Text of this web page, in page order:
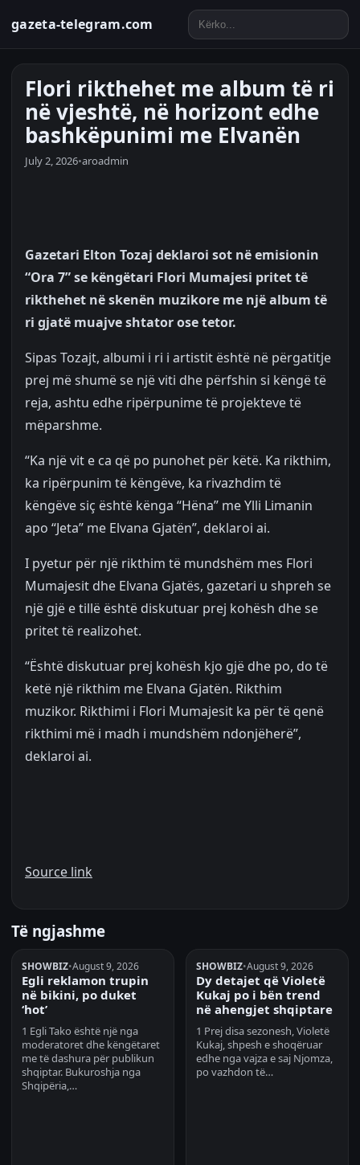
gazeta-telegram.com
Flori rikthehet me album të ri
në vjeshtë, në horizont edhe
bashkëpunimi me Elvanën
July 2, 2026•aroadmin
Gazetari Elton Tozaj deklaroi sot në emisionin
“Ora 7” se këngëtari Flori Mumajesi pritet të
rikthehet në skenën muzikore me një album të
ri gjatë muajve shtator ose tetor.
Sipas Tozajt, albumi i ri i artistit është në përgatitje
prej më shumë se një viti dhe përfshin si këngë të
reja, ashtu edhe ripërpunime të projekteve të
mëparshme.
“Ka një vit e ca që po punohet për këtë. Ka rikthim,
ka ripërpunim të këngëve, ka rivazhdim të
këngëve siç është kënga “Hëna” me Ylli Limanin
apo “Jeta” me Elvana Gjatën”, deklaroi ai.
I pyetur për një rikthim të mundshëm mes Flori
Mumajesit dhe Elvana Gjatës, gazetari u shpreh se
një gjë e tillë është diskutuar prej kohësh dhe se
pritet të realizohet.
“Është diskutuar prej kohësh kjo gjë dhe po, do të
ketë një rikthim me Elvana Gjatën. Rikthim
muzikor. Rikthimi i Flori Mumajesit ka për të qenë
rikthimi më i madh i mundshëm ndonjëherë”,
deklaroi ai.
Source link
Të ngjashme
SHOWBIZ•August 9, 2026
Egli reklamon trupin
në bikini, po duket
‘hot’
1 Egli Tako është një nga
moderatoret dhe këngëtaret
me të dashura për publikun
shqiptar. Bukuroshja nga
Shqipëria,…
SHOWBIZ•August 9, 2026
Dy detajet që Violetë
Kukaj po i bën trend
në ahengjet shqiptare
1 Prej disa sezonesh, Violetë
Kukaj, shpesh e shoqëruar
edhe nga vajza e saj Njomza,
po vazhdon të…